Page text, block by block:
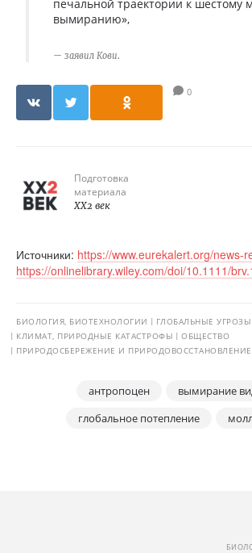
печальной траектории к шестому
вымиранию»,
заявил Кови.
0
Подготовка
материала
XX2 век
Источники: https://www.eurekalert.org/news-
https://onlinelibrary.wiley.com/doi/10.1111/
БИОЛОГИЯ, БИОТЕХНОЛОГИИ
ГЛОБАЛЬНЫЕ УГРОЗЫ
КЛИМАТ, ПРИРОДНЫЕ КАТАСТРОФЫ
ОБЩЕСТВО
ПРИРОДОСБЕРЕЖЕНИЕ И ПРИРОДОВОССТАНОВЛЕНИЕ
антропоцен
вымирание
глобальное потепление